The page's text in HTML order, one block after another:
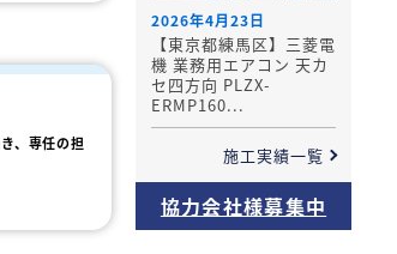
、専任の担
2026年4月23日
【東京都練馬区】三菱電
機 業務用エアコン 天カ
セ四方向 PLZX-
ERMP160...
施工実績一覧
協力会社様募集中